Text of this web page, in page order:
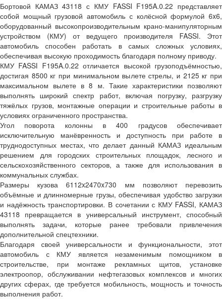
Бортовой КАМАЗ 43118 с КМУ FASSI F195A.0.22 представляет
собой мощный грузовой автомобиль с колёсной формулой 6x6,
оборудованный высокопроизводительным крано-манипуляторным
устройством (КМУ) от ведущего производителя FASSI. Этот
автомобиль способен работать в самых сложных условиях,
обеспечивая высокую проходимость благодаря полному приводу.
КМУ FASSI F195A.0.22 отличается высокой грузоподъёмностью,
достигая 8500 кг при минимальном вылете стрелы, и 2125 кг при
максимальном вылете в 8 м. Такие характеристики позволяют
выполнять широкий спектр работ, включая погрузку, разгрузку
тяжёлых грузов, монтажные операции и строительные работы в
условиях ограниченного пространства.
Угол поворота колонны в 400 градусов обеспечивает
исключительную манёвренность и доступность при работе в
труднодоступных местах, что делает данный КАМАЗ идеальным
решением для городских строительных площадок, лесного и
сельскохозяйственного секторов, а также для использования в
коммунальных службах.
Размеры кузова 6112x2470x730 мм позволяют перевозить
объёмные и длинномерные грузы, обеспечивая удобство загрузки
и надёжность транспортировки. В сочетании с КМУ FASSI, КАМАЗ
43118 превращается в универсальный инструмент, способный
выполнять задачи, которые ранее требовали привлечения
дополнительной спецтехники.
Благодаря своей универсальности и функциональности, этот
автомобиль с КМУ является незаменимым помощником в
строительстве, при монтаже рекламных щитов, установке
электроопор, обслуживании нефтегазовых комплексов и многих
других сферах, где требуется мобильность, мощность и точность
выполнения работ.